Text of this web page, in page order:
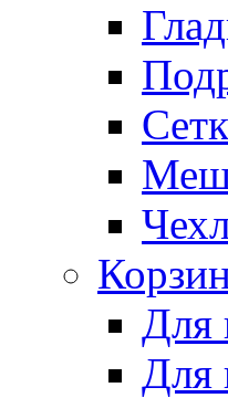
Для
Для